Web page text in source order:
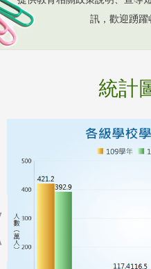
訊，歡迎踴躍
統計